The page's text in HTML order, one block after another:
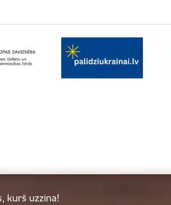
kurš uzzina!